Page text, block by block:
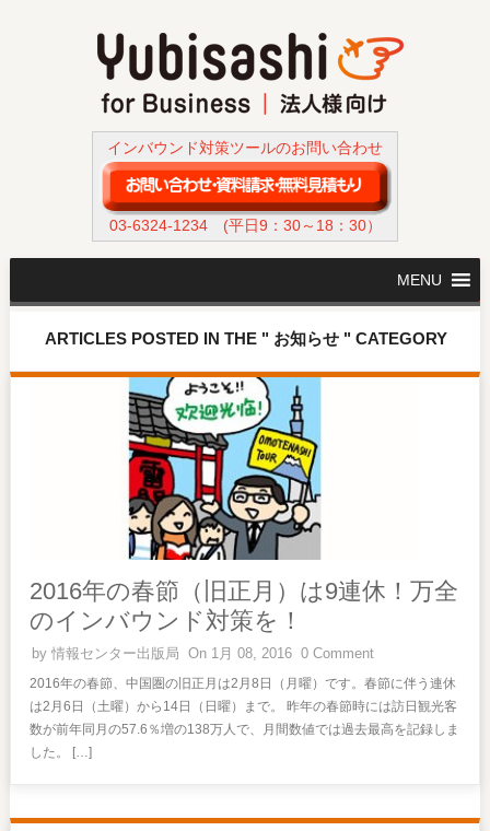
インバウンド対策ツールのお問い合わせ
03-6324-1234(平日9：30～18：30）
MENU
ARTICLES POSTED IN THE " お知らせ " CATEGORY
2016年の春節（旧正月）は9連休！万全
のインバウンド対策を！
by情報センター出版局 On 1月 08, 2016 0 Comment
2016年の春節、中国圏の旧正月は2月8日（月曜）です。春節に伴う連休
は2月6日（土曜）から14日（日曜）まで。 昨年の春節時には訪日観光客
数が前年同月の57.6％増の138万人で、月間数値では過去最高を記録しま
した。 […]